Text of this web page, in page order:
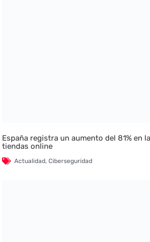
España registra un aumento del 81% en
tiendas online
Actualidad,Ciberseguridad